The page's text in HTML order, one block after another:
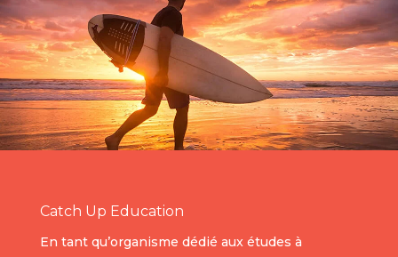
Catch Up Education
En tant qu’organisme dédié aux études à